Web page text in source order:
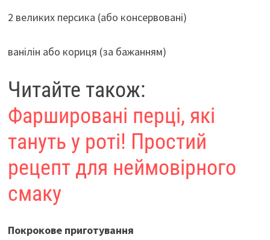
2 великих персика (або консервовані)
ванілін або кориця (за бажанням)
Читайте також:
Фаршировані перці, які
тануть у роті! Простий
рецепт для неймовірного
смаку
Покрокове приготування